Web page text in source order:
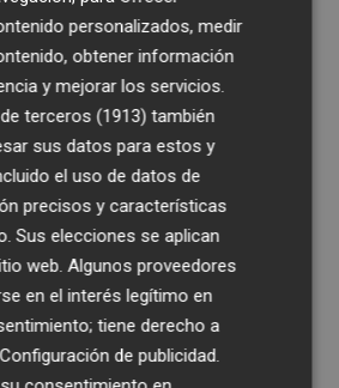
personalizados, medir
obtener información
y mejorar los servicios.
terceros (1913) también
sus datos para estos y
el uso de datos de
precisos y características
Sus elecciones se aplican
web. Algunos proveedores
en el interés legítimo en
tiene derecho a
Configuración de publicidad